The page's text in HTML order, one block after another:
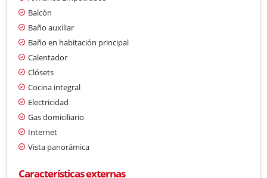
Balcón
Baño auxiliar
Baño en habitación principal
Calentador
Clósets
Cocina integral
Electricidad
Gas domiciliario
Internet
Vista panorámica
Características externas